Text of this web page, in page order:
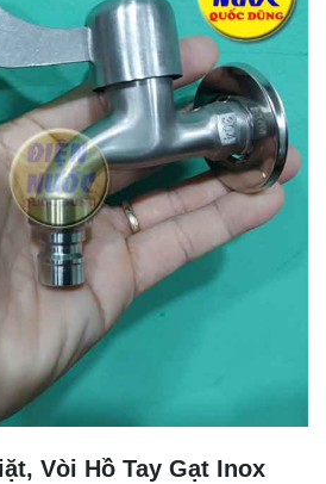
Vòi Hồ Tay Gạt Inox